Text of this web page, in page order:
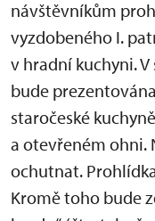
návštěvníkům
vyzdobeného I.
v hradní kuchyni.
bude
staročeské
a otevřeném ohni.
ochutnat.
Kromě toho bude